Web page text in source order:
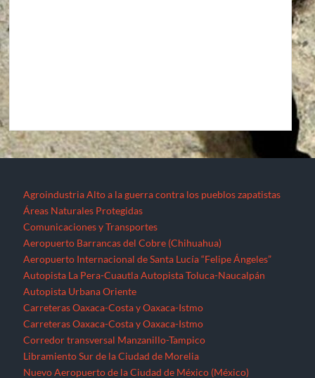
Carreteras Oaxaca-Costa y Oaxaca-Istmo
Carreteras Oaxaca-Costa y Oaxaca-Istmo
Corredor transversal Manzanillo-Tampico
Nuevo Aeropuerto de la Ciudad de México (México)
Proyecto Cuyutlán-Puerto (Colima)
Supercarretera Mazatlán-Durango
ContactoCorredores industrialesDesaparecidos
Espejos de la resistenciaFeminicidios
Fracturación Hidráulica (Fracking)
Hidrocarburos
Gasoducto Jaltipan – Salina Cruz
Gasoducto Salina Cruz – TapachulaGasoducto Tuxpan – Tula
Proyecto Aceites Terciarios del Golfo (Veracruz y Puebla)
Sistema de Transporte de Gas Natural Norte-Noroeste
Home JornalerosMEGAPROYECTOSMichoacánMigrantes